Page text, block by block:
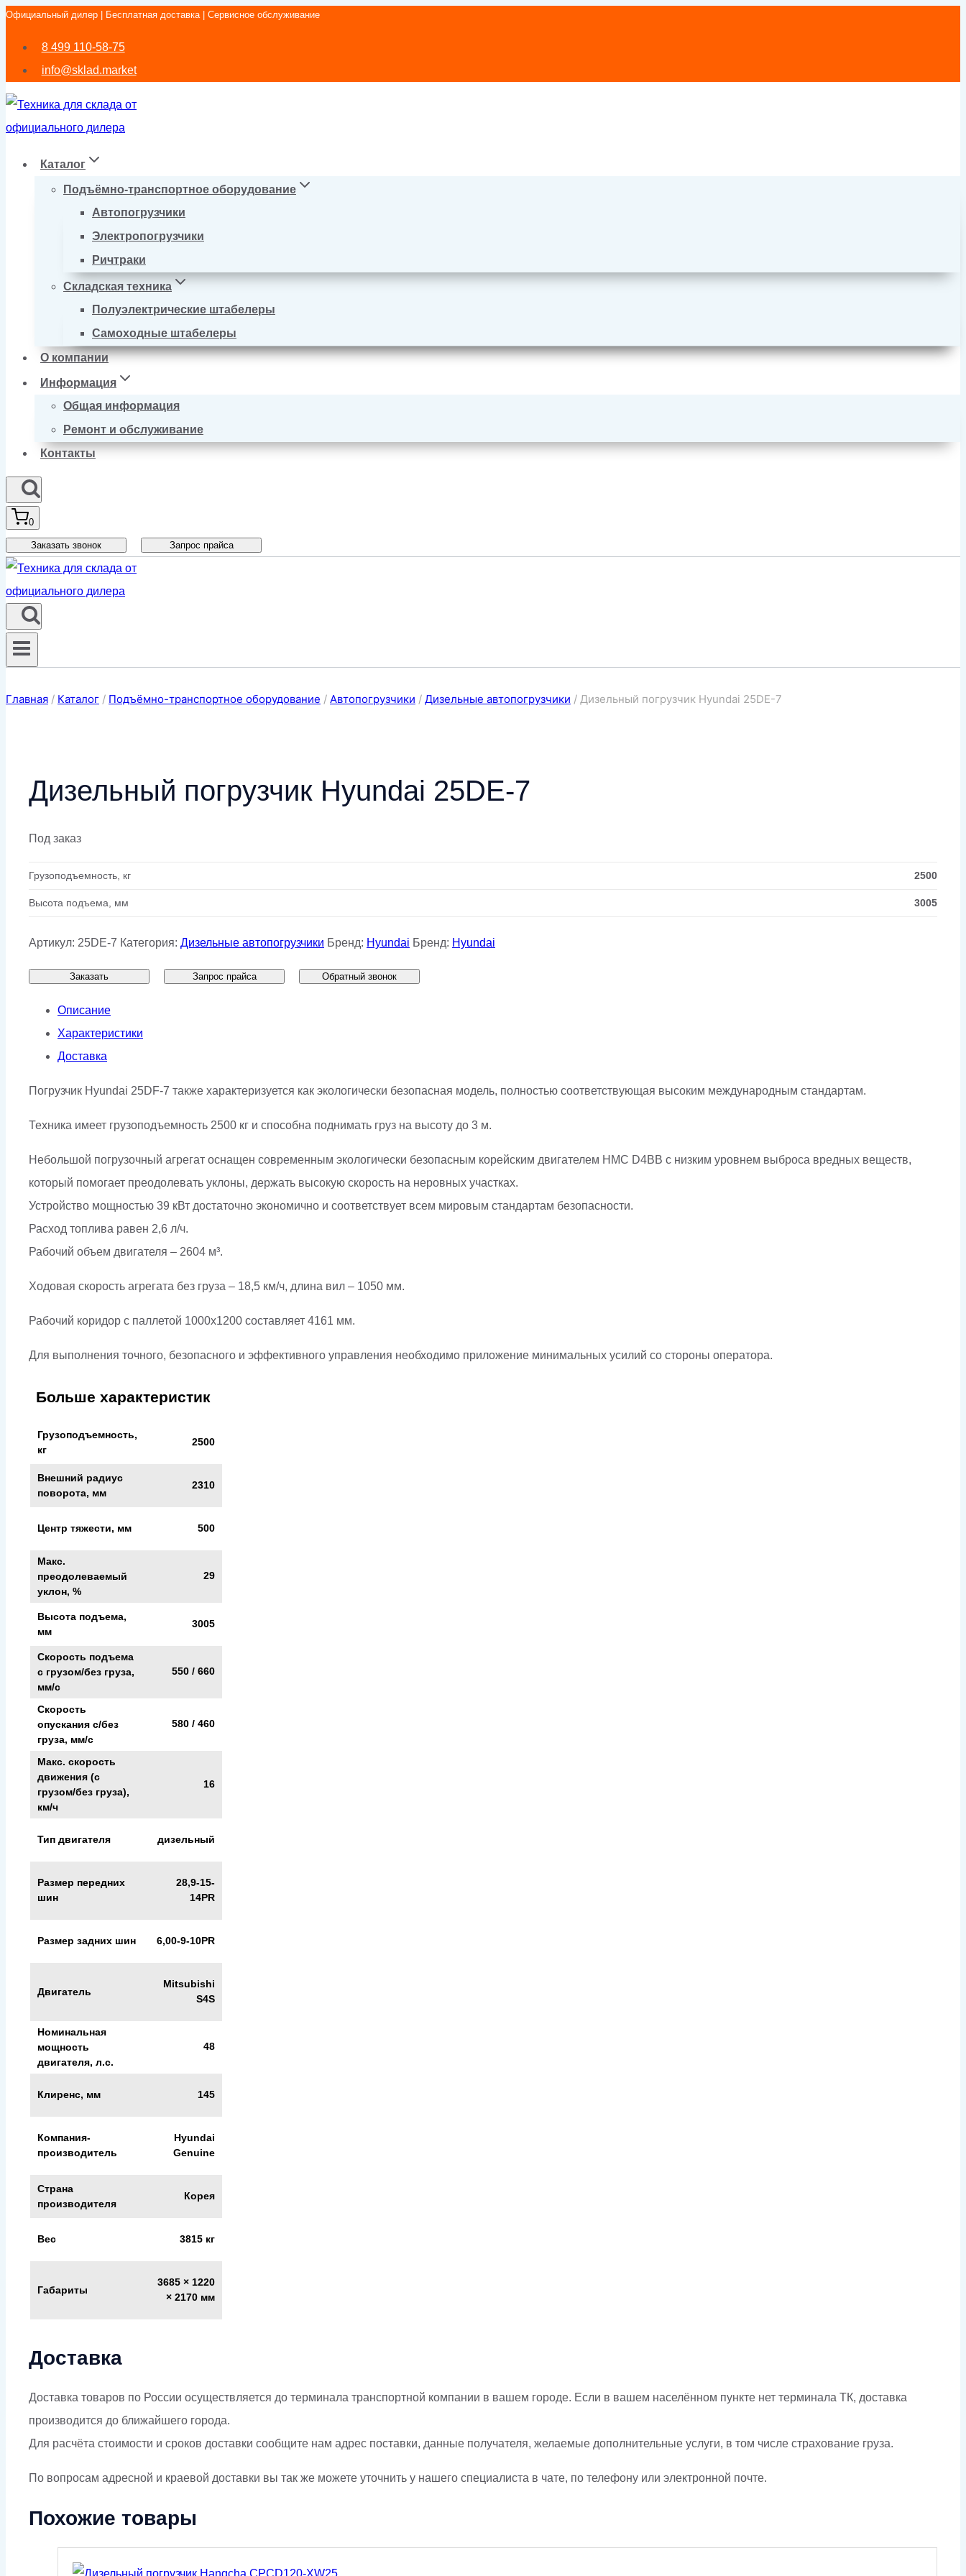
Перейти
Официальный дилер | Бесплатная доставка | Сервисное обслуживание
8 499 110-58-75
info@sklad.market
Каталог
Подъёмно-транспортное оборудование
Автопогрузчики
Электропогрузчики
Ричтраки
Складская техника
Полуэлектрические штабелеры
Самоходные штабелеры
О компании
Информация
Общая информация
Ремонт и обслуживание
Контакты
0
Заказать звонок Запрос прайса
Главная / Каталог / Подъёмно-транспортное оборудование / Автопогрузчики / Дизельные автопогрузчики / Дизельный погрузчик Hyundai 25DE-7
Дизельный погрузчик Hyundai 25DE-7
Под заказ
Грузоподъемность, кг 2500
Высота подъема, мм 3005
Артикул: 25DE-7 Категория: Дизельные автопогрузчики Бренд: Hyundai Бренд: Hyundai
Заказать Запрос прайса Обратный звонок
Описание
Характеристики
Доставка
Погрузчик Hyundai 25DF-7 также характеризуется как экологически безопасная модель, полностью соответствующая высоким международным стандартам.
Техника имеет грузоподъемность 2500 кг и способна поднимать груз на высоту до 3 м.
Небольшой погрузочный агрегат оснащен современным экологически безопасным корейским двигателем HMC D4BB с низким уровнем выброса вредных веществ,
который помогает преодолевать уклоны, держать высокую скорость на неровных участках.
Устройство мощностью 39 кВт достаточно экономично и соответствует всем мировым стандартам безопасности.
Расход топлива равен 2,6 л/ч.
Рабочий объем двигателя – 2604 м³.
Ходовая скорость агрегата без груза – 18,5 км/ч, длина вил – 1050 мм.
Рабочий коридор с паллетой 1000х1200 составляет 4161 мм.
Для выполнения точного, безопасного и эффективного управления необходимо приложение минимальных усилий со стороны оператора.
Больше характеристик
Грузоподъемность,
кг
2500
Внешний радиус
поворота, мм
2310
Центр тяжести, мм 500
Макс.
преодолеваемый
уклон, %
29
Высота подъема,
мм
3005
Скорость подъема
с грузом/без груза,
мм/с
550 / 660
Скорость
опускания c/без
груза, мм/с
580 / 460
Макс. скорость
движения (с
грузом/без груза),
км/ч
16
Тип двигателя дизельный
Размер передних
шин
28,9-15-
14PR
Размер задних шин 6,00-9-10PR
Двигатель
Mitsubishi
S4S
Номинальная
мощность
двигателя, л.с.
48
Клиренс, мм 145
Компания-
производитель
Hyundai
Genuine
Страна
производителя
Корея
Вес 3815 кг
Габариты
3685 × 1220
× 2170 мм
Доставка
Доставка товаров по России осуществляется до терминала транспортной компании в вашем городе. Если в вашем населённом пункте нет терминала ТК, доставка
производится до ближайшего города.
Для расчёта стоимости и сроков доставки сообщите нам адрес поставки, данные получателя, желаемые дополнительные услуги, в том числе страхование груза.
По вопросам адресной и краевой доставки вы так же можете уточнить у нашего специалиста в чате, по телефону или электронной почте.
Похожие товары